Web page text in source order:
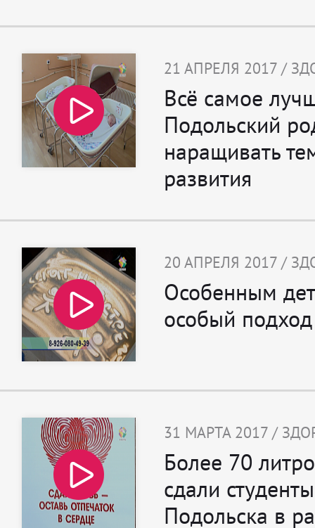
21 АПРЕЛЯ 2017 /
Всё самое
Подольский
наращивать
развития
20 АПРЕЛЯ 2017 /
Особенным
особый подход
31 МАРТА 2017 /
Более 70
сдали студенты
Подольска в